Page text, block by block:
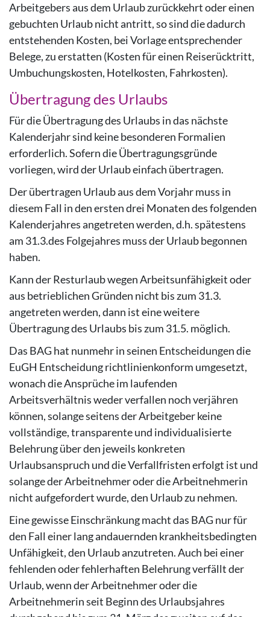
Arbeitgebers aus dem Urlaub zurückkehrt oder einen
gebuchten Urlaub nicht antritt, so sind die dadurch
entstehenden Kosten, bei Vorlage entsprechender
Belege, zu erstatten (Kosten für einen Reiserücktritt,
Umbuchungskosten, Hotelkosten, Fahrkosten).
Übertragung des Urlaubs
Für die Übertragung des Urlaubs in das nächste
Kalenderjahr sind keine besonderen Formalien
erforderlich. Sofern die Übertragungsgründe
vorliegen, wird der Urlaub einfach übertragen.
Der übertragen Urlaub aus dem Vorjahr muss in
diesem Fall in den ersten drei Monaten des folgenden
Kalenderjahres angetreten werden, d.h. spätestens
am 31.3.des Folgejahres muss der Urlaub begonnen
haben.
Kann der Resturlaub wegen Arbeitsunfähigkeit oder
aus betrieblichen Gründen nicht bis zum 31.3.
angetreten werden, dann ist eine weitere
Übertragung des Urlaubs bis zum 31.5. möglich.
Das BAG hat nunmehr in seinen Entscheidungen die
EuGH Entscheidung richtlinienkonform umgesetzt,
wonach die Ansprüche im laufenden
Arbeitsverhältnis weder verfallen noch verjähren
können, solange seitens der Arbeitgeber keine
vollständige, transparente und individualisierte
Belehrung über den jeweils konkreten
Urlaubsanspruch und die Verfallfristen erfolgt ist und
solange der Arbeitnehmer oder die Arbeitnehmerin
nicht aufgefordert wurde, den Urlaub zu nehmen.
Eine gewisse Einschränkung macht das BAG nur für
den Fall einer lang andauernden krankheitsbedingten
Unfähigkeit, den Urlaub anzutreten. Auch bei einer
fehlenden oder fehlerhaften Belehrung verfällt der
Urlaub, wenn der Arbeitnehmer oder die
Arbeitnehmerin seit Beginn des Urlaubsjahres